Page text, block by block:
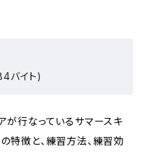
バイト)
が行なっているサマースキ
特徴と、練習方法、練習効